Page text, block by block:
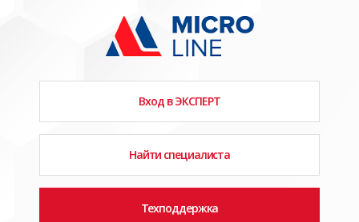
Вход в ЭКСПЕРТ
Найти специалиста
Техподдержка